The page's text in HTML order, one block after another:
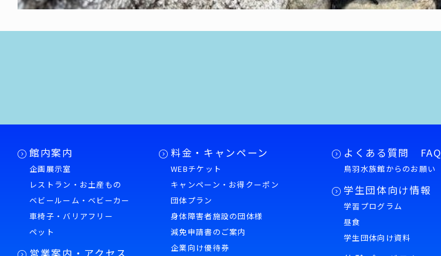
館内案内
企画展示室
レストラン・お土産もの
ベビールーム・ベビーカー
車椅子・バリアフリー
ペット
営業案内・アクセス
料金・キャンペーン
WEBチケット
キャンペーン・お得クーポン
団体プラン
身体障害者施設の団体様
減免申請書のご案内
企業向け優待券
よくある質問 FAQ
鳥羽水族館からのお願い
学生団体向け情報
学習プログラム
昼食
学生団体向け資料